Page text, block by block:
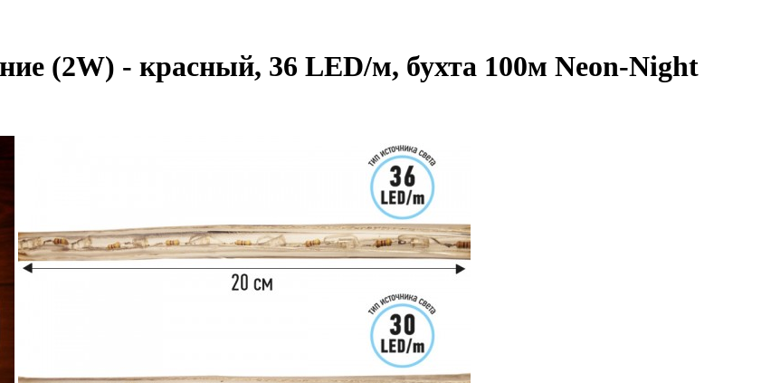
(2W) - красный, 36 LED/м, бухта 100м Neon-Night